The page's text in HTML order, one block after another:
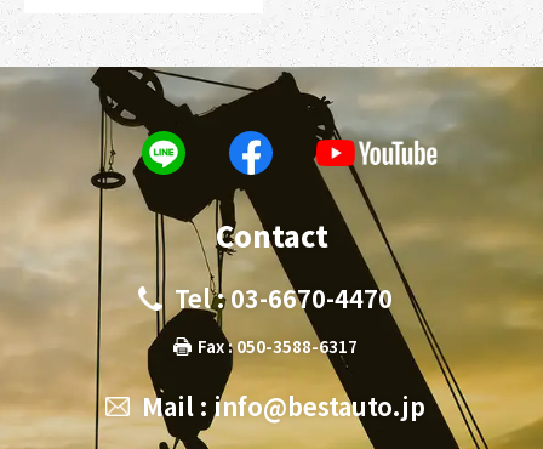
Contact
Tel : 03-6670-4470
Fax : 050-3588-6317
Mail : info@bestauto.jp